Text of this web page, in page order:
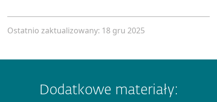
Ostatnio zaktualizowany: 18 gru 2025
Dodatkowe materiały: